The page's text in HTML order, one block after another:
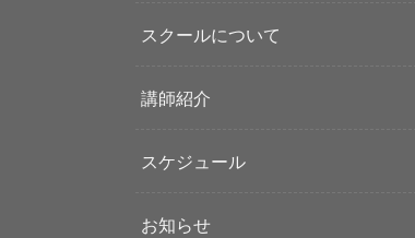
スクールについて
講師紹介
スケジュール
お知らせ